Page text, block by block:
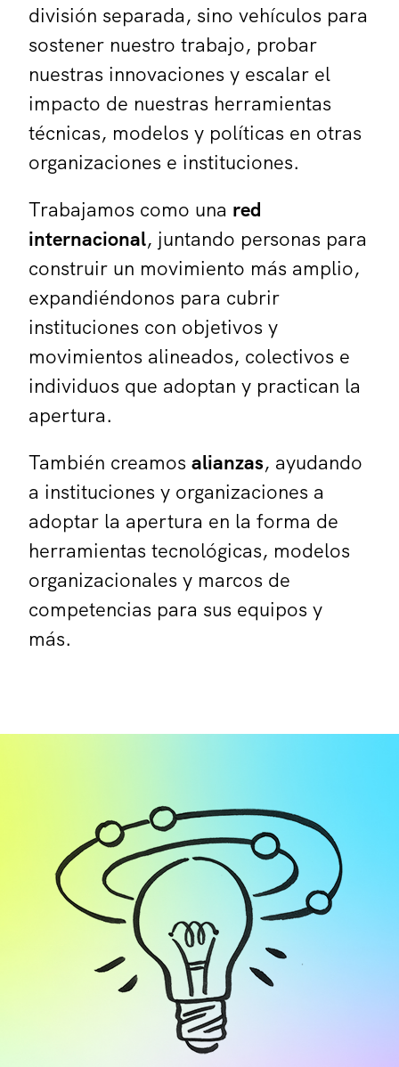
división separada, sino vehículos para
sostener nuestro trabajo, probar
nuestras innovaciones y escalar el
impacto de nuestras herramientas
técnicas, modelos y políticas en otras
organizaciones e instituciones.
Trabajamos como una red
internacional, juntando personas para
construir un movimiento más amplio,
expandiéndonos para cubrir
instituciones con objetivos y
movimientos alineados, colectivos e
individuos que adoptan y practican la
apertura.
También creamos alianzas, ayudando
a instituciones y organizaciones a
adoptar la apertura en la forma de
herramientas tecnológicas, modelos
organizacionales y marcos de
competencias para sus equipos y
más.